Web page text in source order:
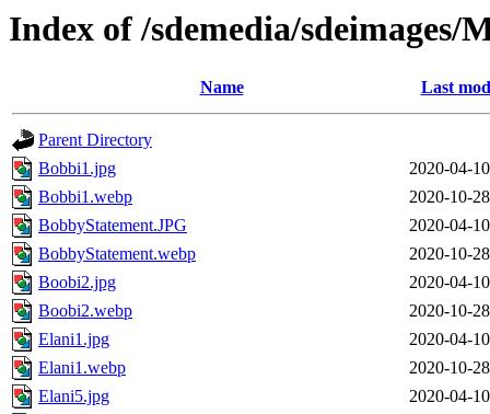
Index of /sdemedia/sdeimages/
Name Last
Parent Directory
Bobbi1.jpg
2020-04-
Bobbi1.webp
2020-10-
BobbyStatement.JPG
2020-04-
BobbyStatement.webp
2020-10-
Boobi2.jpg
2020-04-
Boobi2.webp
2020-10-
Elani1.jpg
2020-04-
Elani1.webp
2020-10-
Elani5.jpg
2020-04-